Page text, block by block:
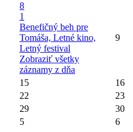
8
1
Benefičný beh pre
Tomáša, Letné kino,
Letný festival
Zobraziť všetky
záznamy z dňa
9
15
16
22
23
29
30
5 6